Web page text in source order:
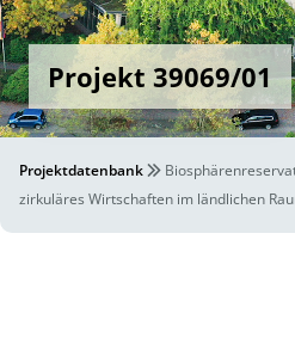
Projekt 39069/01
Projektdatenbank
zirkuläres Wirtschaften im ländlichen